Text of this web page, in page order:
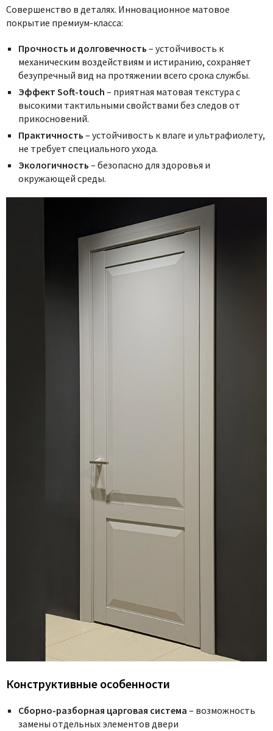
Совершенство в деталях. Инновационное матовое
покрытие премиум-класса:
Прочность и долговечность – устойчивость к
механическим воздействиям и истиранию, сохраняет
безупречный вид на протяжении всего срока службы.
Эффект Soft-touch – приятная матовая текстура с
высокими тактильными свойствами без следов от
прикосновений.
Практичность – устойчивость к влаге и ультрафиолету,
не требует специального ухода.
Экологичность – безопасно для здоровья и
окружающей среды.
Конструктивные особенности
Сборно-разборная царговая система – возможность
замены отдельных элементов двери